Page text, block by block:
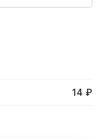
14 ₽